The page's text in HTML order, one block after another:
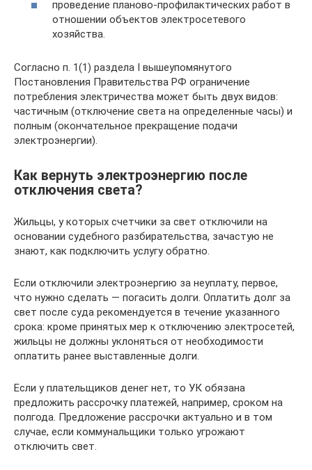
проведение планово-профилактических работ в
отношении объектов электросетевого
хозяйства.
Согласно п. 1(1) раздела I вышеупомянутого
Постановления Правительства РФ ограничение
потребления электричества может быть двух видов:
частичным (отключение света на определенные часы) и
полным (окончательное прекращение подачи
электроэнергии).
Как вернуть электроэнергию после
отключения света?
Жильцы, у которых счетчики за свет отключили на
основании судебного разбирательства, зачастую не
знают, как подключить услугу обратно.
Если отключили электроэнергию за неуплату, первое,
что нужно сделать — погасить долги. Оплатить долг за
свет после суда рекомендуется в течение указанного
срока: кроме принятых мер к отключению электросетей,
жильцы не должны уклоняться от необходимости
оплатить ранее выставленные долги.
Если у плательщиков денег нет, то УК обязана
предложить рассрочку платежей, например, сроком на
полгода. Предложение рассрочки актуально и в том
случае, если коммунальщики только угрожают
отключить свет.